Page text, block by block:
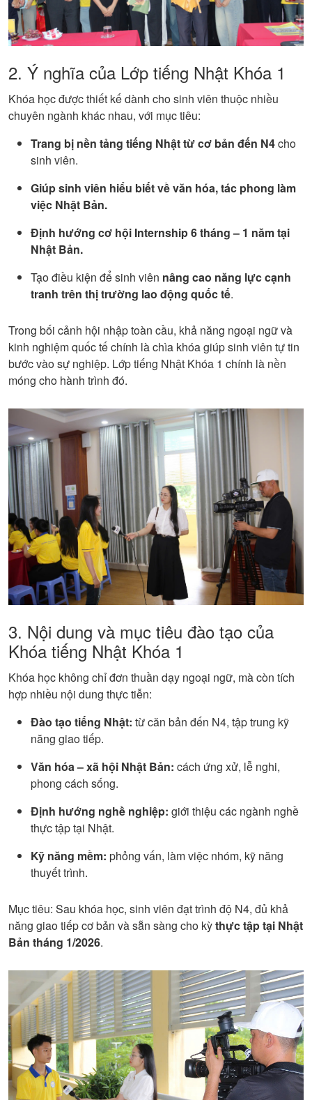
2. Ý nghĩa của Lớp tiếng Nhật Khóa 1
Khóa học được thiết kế dành cho sinh viên thuộc nhiều
chuyên ngành khác nhau, với mục tiêu:
Trang bị nền tảng tiếng Nhật từ cơ bản đến N4cho
sinh viên.
Giúp sinh viên hiểu biết về văn hóa, tác phong làm
việc Nhật Bản.
Định hướng cơ hội Internship 6 tháng – 1 năm tại
Nhật Bản.
Tạo điều kiện để sinh viên nâng cao năng lực cạnh
tranh trên thị trường lao động quốc tế.
Trong bối cảnh hội nhập toàn cầu, khả năng ngoại ngữ và
kinh nghiệm quốc tế chính là chìa khóa giúp sinh viên tự tin
bước vào sự nghiệp. Lớp tiếng Nhật Khóa 1 chính là nền
móng cho hành trình đó.
3. Nội dung và mục tiêu đào tạo của
Khóa tiếng Nhật Khóa 1
Khóa học không chỉ đơn thuần dạy ngoại ngữ, mà còn tích
hợp nhiều nội dung thực tiễn:
Đào tạo tiếng Nhật: từ căn bản đến N4, tập trung kỹ
năng giao tiếp.
Văn hóa – xã hội Nhật Bản: cách ứng xử, lễ nghi,
phong cách sống.
Định hướng nghề nghiệp: giới thiệu các ngành nghề
thực tập tại Nhật.
Kỹ năng mềm: phỏng vấn, làm việc nhóm, kỹ năng
thuyết trình.
Mục tiêu: Sau khóa học, sinh viên đạt trình độ N4, đủ khả
năng giao tiếp cơ bản và sẵn sàng cho kỳthực tập tại Nhật
Bản tháng 1/2026.